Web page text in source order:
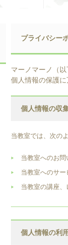
プライバシー
マーノマーノ（
個人情報の保護に
個人情報の収
当教室では、次の
当教室へのお
当教室へのサ
当教室の講座
個人情報の利